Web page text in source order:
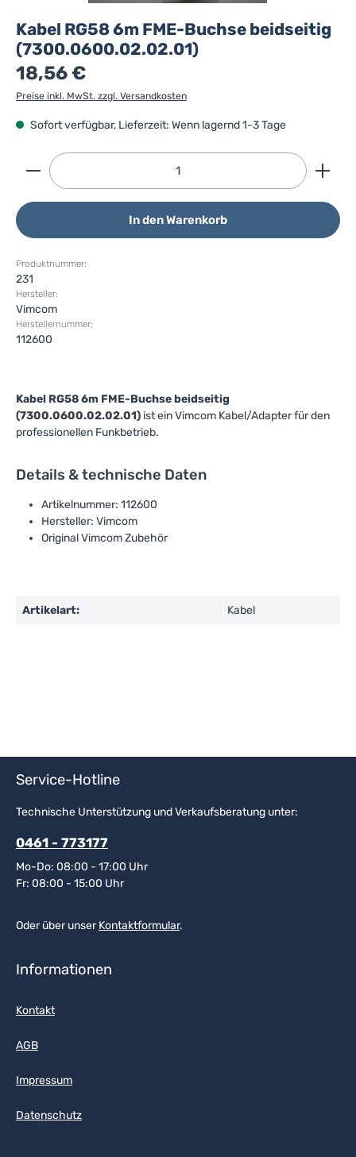
Kabel RG58 6m FME-Buchse beidseitig
(7300.0600.02.02.01)
18,56 €
Preise inkl. MwSt. zzgl. Versandkosten
Sofort verfügbar, Lieferzeit: Wenn lagernd 1-3 Tage
Produkt Anzahl: Gib den gewünschten Wert ein
In den Warenkorb
Produktnummer:
231
Hersteller:
Vimcom
Herstellernummer:
112600
Kabel RG58 6m FME-Buchse beidseitig
(7300.0600.02.02.01) ist ein Vimcom Kabel/Adapter für den
professionellen Funkbetrieb.
Details & technische Daten
Artikelnummer: 112600
Hersteller: Vimcom
Original Vimcom Zubehör
Artikelart: Kabel
Service-Hotline
Technische Unterstützung und Verkaufsberatung unter:
0461 - 773177
Mo-Do: 08:00 - 17:00 Uhr
Fr: 08:00 - 15:00 Uhr
Oder über unserKontaktformular.
Informationen
Kontakt
AGB
Impressum
Datenschutz